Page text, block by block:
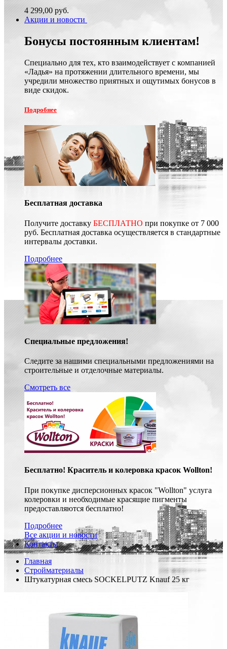
4 299,00 руб.
Акции и новости
Бонусы постоянным клиентам!
Специально для тех, кто взаимодействует с компанией
«Ладья» на протяжении длительного времени, мы
учредили множество приятных и ощутимых бонусов в
виде скидок.
Подробнее
Бесплатная доставка
Получите доставку БЕСПЛАТНО при покупке от 7 000
руб. Бесплатная доставка осуществляется в стандартные
интервалы доставки.
Подробнее
Специальные предложения!
Следите за нашими специальными предложениями на
строительные и отделочные материалы.
Смотреть все
Бесплатно! Краситель и колеровка красок Wollton!
При покупке дисперсионных красок "Wollton" услуга
колеровки и необходимые красящие пигменты
предоставляются бесплатно!
Подробнее
Все акции и новости
Контакты
Главная
Стройматериалы
Штукатурная смесь SOCKELPUTZ Knauf 25 кг